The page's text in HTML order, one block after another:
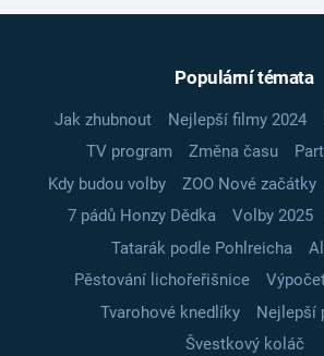
Populární témata
Jak zhubnout Nejlepší filmy 2024
TV program
Změna času
Kdy budou volby
ZOO Nové začátky
7 pádů Honzy Dědka
Volby 2025
Tatarák podle Pohlreicha
Pěstování lichořeřišnice
Tvarohové knedlíky
Nejlepší
Švestkový koláč